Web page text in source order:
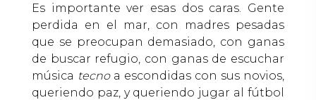
Es importante ver esas dos caras. Gente
perdida en el mar, con madres pesadas
que se preocupan demasiado, con ganas
de buscar refugio, con ganas de escuchar
música tecnoa escondidas con sus novios,
queriendo paz, y queriendo jugar al fútbol